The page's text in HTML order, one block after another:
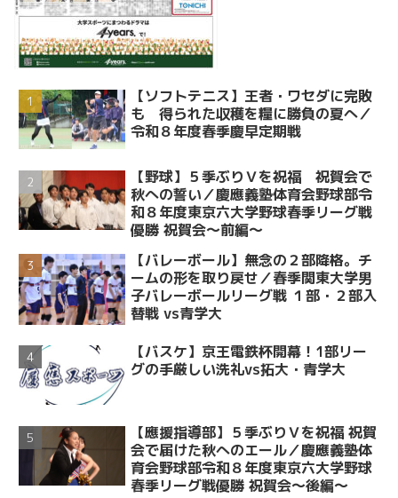
【ソフトテニス】王者・ワセダに完敗
も 得られた収穫を糧に勝負の夏へ／
令和８年度春季慶早定期戦
【野球】５季ぶりＶを祝福 祝賀会で
秋への誓い／慶應義塾体育会野球部令
和８年度東京六大学野球春季リーグ戦
優勝 祝賀会～前編～
【バレーボール】無念の２部降格。チ
ームの形を取り戻せ／春季関東大学男
子バレーボールリーグ戦 １部・２部入
替戦 vs青学大
【バスケ】京王電鉄杯開幕！1部リー
グの手厳しい洗礼vs拓大・青学大
【應援指導部】５季ぶりＶを祝福 祝賀
会で届けた秋へのエール／慶應義塾体
育会野球部令和８年度東京六大学野球
春季リーグ戦優勝 祝賀会～後編～